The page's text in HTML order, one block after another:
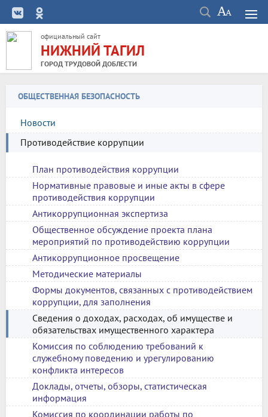
официальный сайт
НИЖНИЙ ТАГИЛ
ГОРОД ТРУДОВОЙ ДОБЛЕСТИ
ОБЩЕСТВЕННАЯ БЕЗОПАСНОСТЬ
Новости
Противодействие коррупции
План противодействия коррупции
Нормативные правовые и иные акты в сфере
противодействия коррупции
Антикоррупционная экспертиза
Общественное обсуждение проекта плана
мероприятий по противодействию коррупции
Антикоррупционное просвещение
Методические материалы
Формы документов, связанных с противодействием
коррупции, для заполнения
Сведения о доходах, расходах, об имуществе и
обязательствах имущественного характера
Комиссия по соблюдению требований к
служебному поведению и урегулированию
конфликта интересов
Доклады, отчеты, обзоры, статистическая
информация
Комиссия по координации работы по